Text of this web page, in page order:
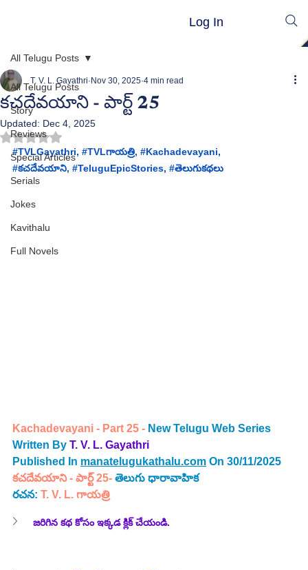
Log In
All Telugu Posts
Story
Reviews
Special Articles
Serials
Jokes
Kavithalu
Full Novels
All Telugu Posts
కచదేవయాని - పార్ట్ 25
T. V. L. Gayathri Nov 30, 2025 4 min read
Updated: Dec 4, 2025
Rated NaN out of 5 stars.
#TVLGayathri, #TVLగాయత్రి, #Kachadevayani,
#కచదేవయాని, #TeluguEpicStories, #తెలుగుకథలు
Kachadevayani - Part 25 - New Telugu Web Series
Written By T. V. L. Gayathri
Published In manatelugukathalu.com On 30/11/2025
కచదేవయాని - పార్ట్ 25- తెలుగు ధారావాహిక
రచన: T. V. L. గాయత్రి
జరిగిన కథ కోసం ఇక్కడ క్లిక్ చేయండి.